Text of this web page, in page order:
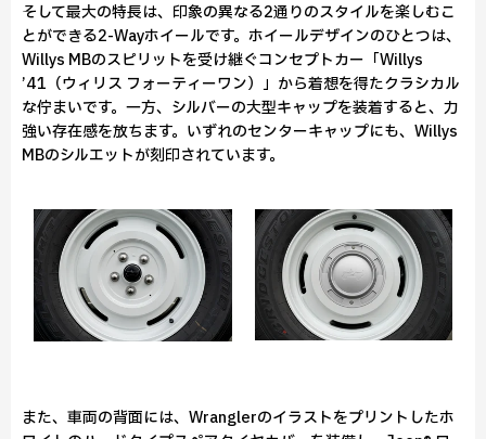
そして最大の特長は、印象の異なる2通りのスタイルを楽しむこ
とができる2-Wayホイールです。ホイールデザインのひとつは、
Willys MBのスピリットを受け継ぐコンセプトカー「Willys
’41（ウィリス フォーティーワン）」から着想を得たクラシカル
な佇まいです。一方、シルバーの大型キャップを装着すると、力
強い存在感を放ちます。いずれのセンターキャップにも、Willys
MBのシルエットが刻印されています。
また、車両の背面には、Wranglerのイラストをプリントしたホ